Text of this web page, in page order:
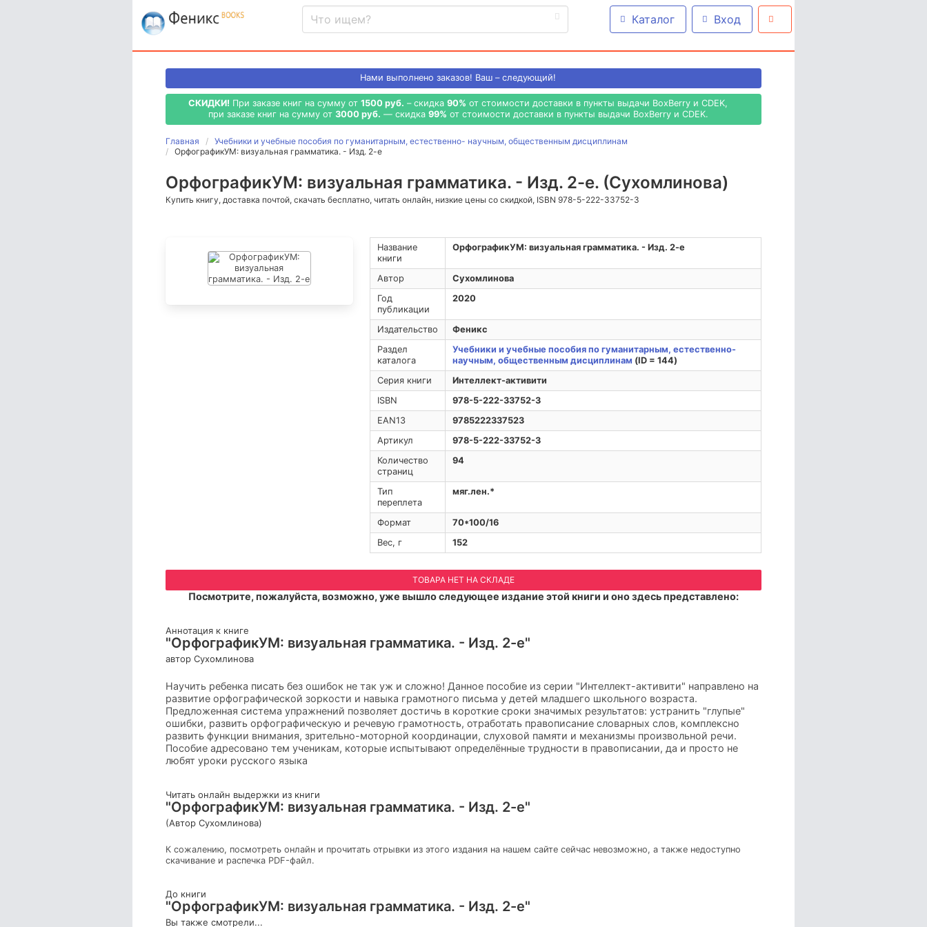
Каталог Вход
Нами выполнено заказов! Ваш – следующий!
СКИДКИ! При заказе книг на сумму от 1500 руб. – скидка 90% от стоимости доставки в пункты выдачи BoxBerry и CDEK,
при заказе книг на сумму от 3000 руб. — скидка 99% от стоимости доставки в пункты выдачи BoxBerry и CDEK.
Главная
Учебники и учебные пособия по гуманитарным, естественно- научным, общественным дисциплинам
ОрфографикУМ: визуальная грамматика. - Изд. 2-е
ОрфографикУМ: визуальная грамматика. - Изд. 2-е. (Сухомлинова)
Купить книгу, доставка почтой, скачать бесплатно, читать онлайн, низкие цены со скидкой, ISBN 978-5-222-33752-3
Название
книги
ОрфографикУМ: визуальная грамматика. - Изд. 2-е
Автор
Сухомлинова
Год
публикации
2020
Издательство
Феникс
Раздел
каталога
Учебники и учебные пособия по гуманитарным, естественно-
научным, общественным дисциплинам (ID = 144)
Серия книги
Интеллект-активити
ISBN
978-5-222-33752-3
EAN13
9785222337523
Артикул
978-5-222-33752-3
Количество
страниц
94
Тип
переплета
мяг.лен.*
Формат
70*100/16
Вес, г
152
ТОВАРА НЕТ НА СКЛАДЕ
Посмотрите, пожалуйста, возможно, уже вышло следующее издание этой книги и оно здесь представлено:
Аннотация к книге
"ОрфографикУМ: визуальная грамматика. - Изд. 2-е"
автор Сухомлинова
Научить ребенка писать без ошибок не так уж и сложно! Данное пособие из серии "Интеллект-активити" направлено на
развитие орфографической зоркости и навыка грамотного письма у детей младшего школьного возраста.
Предложенная система упражнений позволяет достичь в короткие сроки значимых результатов: устранить "глупые"
ошибки, развить орфографическую и речевую грамотность, отработать правописание словарных слов, комплексно
развить функции внимания, зрительно-моторной координации, слуховой памяти и механизмы произвольной речи.
Пособие адресовано тем ученикам, которые испытывают определённые трудности в правописании, да и просто не
любят уроки русского языка
Читать онлайн выдержки из книги
"ОрфографикУМ: визуальная грамматика. - Изд. 2-е"
(Автор Сухомлинова)
К сожалению, посмотреть онлайн и прочитать отрывки из этого издания на нашем сайте сейчас невозможно, а также недоступно
скачивание и распечка PDF-файл.
До книги
"ОрфографикУМ: визуальная грамматика. - Изд. 2-е"
Вы также смотрели...